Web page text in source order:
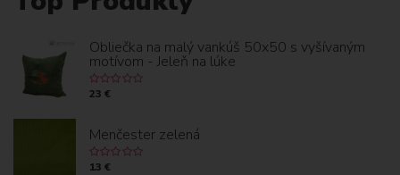
Obliečka na malý vankúš 50x50 s vyšívaným
motívom - Jeleň na lúke
23 €
Menčester zelená
13 €